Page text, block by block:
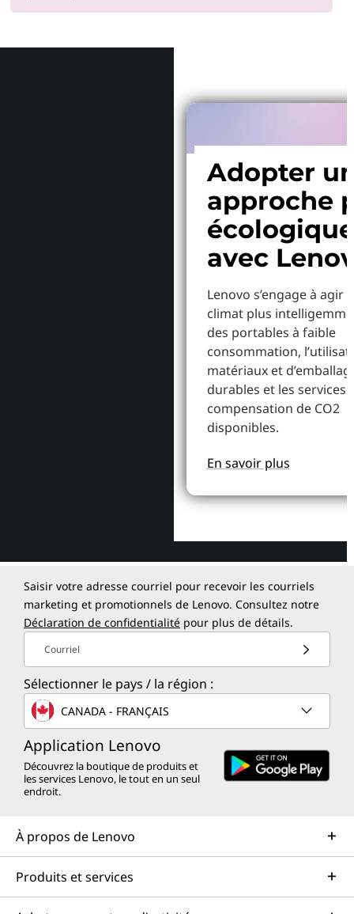
Adopter
approche
écologique
avec
Lenovo s’engage à agir
climat plus
des portables à faible
consommation,
matériaux et
durables et les services
compensation de CO2
disponibles.
En savoir plus
Saisir votre adresse courriel pour recevoir les courriels
marketing et promotionnels de Lenovo. Consultez notre
Déclaration de confidentialité pour plus de détails.
Courriel
Sélectionner le pays / la région :
CANADA - FRANÇAIS
Application Lenovo
Découvrez la boutique de produits et
les services Lenovo, le tout en un seul
endroit.
À propos de Lenovo
Produits et services